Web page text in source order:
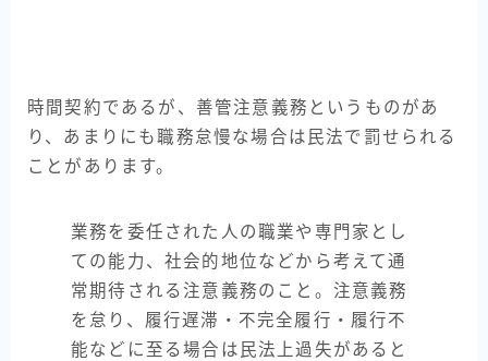
時間契約であるが、善管注意義務というものがあ
り、あまりにも職務怠慢な場合は民法で罰せられる
ことがあります。
業務を委任された人の職業や専門家とし
ての能力、社会的地位などから考えて通
常期待される注意義務のこと。注意義務
を怠り、履行遅滞・不完全履行・履行不
能などに至る場合は民法上過失があると